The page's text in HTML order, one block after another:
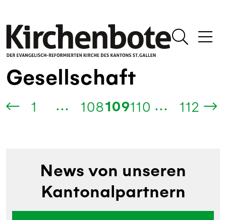
Gesellschaft
1 ... 108109110 ... 112
News von unseren
Kantonalpartnern